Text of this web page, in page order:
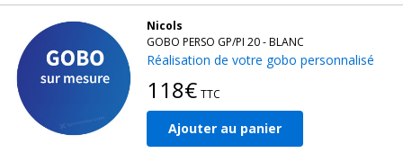
Nicols
GOBO PERSO GP/PI 20 - BLANC
Réalisation de votre gobo personnalisé
118€ TTC
Ajouter au panier